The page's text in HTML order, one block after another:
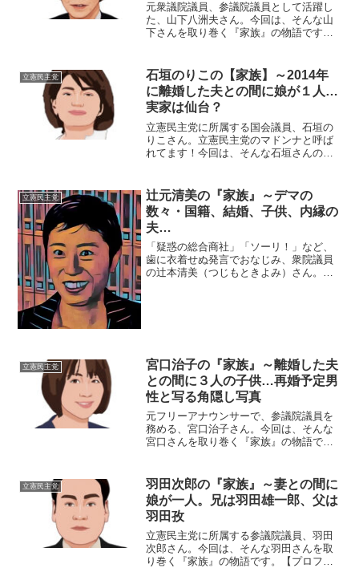
元衆議院議員、参議院議員として活躍し
た、山下八洲夫さん。今回は、そんな山
下さんを取り巻く『家族』の物語です。
日出身地 ：中国湖北省出身大学：中央
大学法学部（中退...
立憲民主党
石垣のりこの【家族】～2014年
に離婚した夫との間に娘が１人…
実家は仙台？
立憲民主党に所属する国会議員、石垣の
りこさん。立憲民主党のマドンナと呼ば
れてます！今回は、そんな石垣さんの
名：小川 のり子（おがわ・のりこ）生年
月日：1974年 〈昭和...
立憲民主党
辻元清美の『家族』～デマの
数々・国籍、結婚、子供、内縁の
夫…
「疑惑の総合商社」「ソーリ！」など、
歯に衣着せぬ発言でおなじみ、衆院議員
の辻本清美（つじもときよみ）さん。今
立憲民主党
宮口治子の『家族』～離婚した夫
との間に３人の子供…再婚予定男
性と写る角隠し写真
元フリーアナウンサーで、参議院議員を
務める、宮口治子さん。今回は、そんな
宮口さんを取り巻く『家族』の物語で
月5日出身地：広島県福山市出身大学：大
阪音楽大学音楽学部声...
立憲民主党
羽田次郎の『家族』～妻との間に
娘が一人。兄は羽田雄一郎、父は
羽田孜
立憲民主党に所属する参議院議員、羽田
次郎さん。今回は、そんな羽田さんを取
り巻く『家族』の物語です。【プロフィ